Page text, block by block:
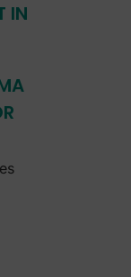
IN